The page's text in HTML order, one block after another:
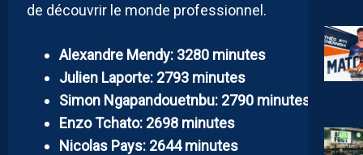
de découvrir le monde professionnel.
Alexandre Mendy: 3280 minutes
Julien Laporte: 2793 minutes
Simon Ngapandouetnbu: 2790 minutes
Enzo Tchato: 2698 minutes
Nicolas Pays: 2644 minutes